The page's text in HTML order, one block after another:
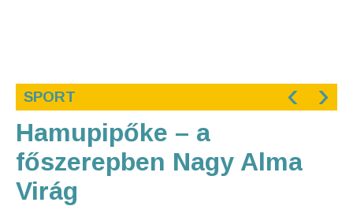
SPORT ‹ ›
Hamupipőke – a
főszerepben Nagy Alma
Virág